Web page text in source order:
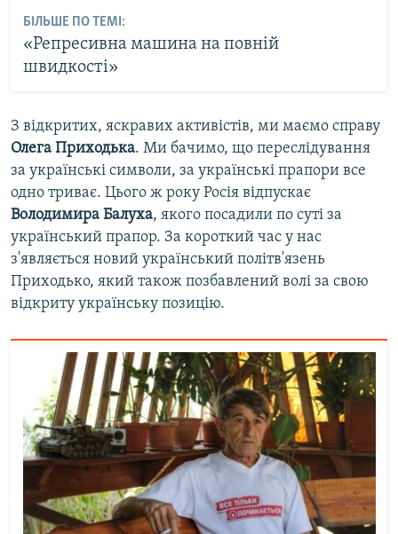
БІЛЬШЕ ПО ТЕМІ:
«Репресивна машина на повній
швидкості»
З відкритих, яскравих активістів, ми маємо справу
Олега Приходька. Ми бачимо, що переслідування
за українські символи, за українські прапори все
одно триває. Цього ж року Росія відпускає
Володимира Балуха, якого посадили по суті за
український прапор. За короткий час у нас
з'являється новий український політв'язень
Приходько, який також позбавлений волі за свою
відкриту українську позицію.